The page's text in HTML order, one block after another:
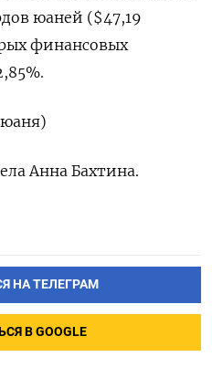
юаней ($47,19
финансовых
юаня)
Анна Бахтина.
НА ТЕЛЕГРАМ
В GOOGLE